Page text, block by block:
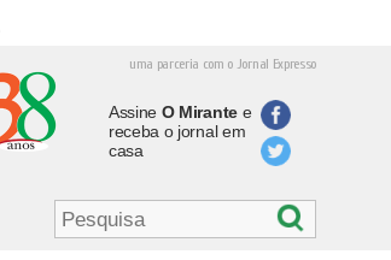
uma parceria com o Jornal Expresso
Assine O Mirantee
receba o jornal em
casa